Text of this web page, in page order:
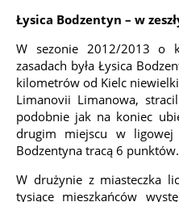
Łysica Bodzentyn – w
W sezonie 2012/2013 o
zasadach była Łysica
kilometrów od Kielc
Limanovii Limanowa,
podobnie jak na koniec
drugim miejscu w
Bodzentyna tracą 6 punktów.
W drużynie z miasteczka
tysiące mieszkańców